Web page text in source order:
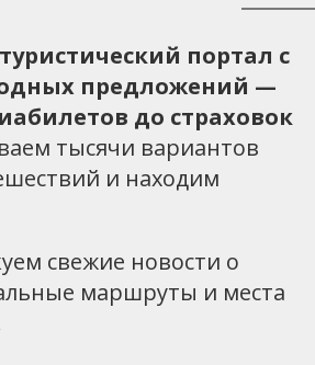
портал с
предложений —
до страховок
тысячи вариантов
и находим
свежие новости о
маршруты и места